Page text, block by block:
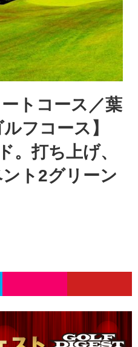
ートコース／葉
フコース】
。打ち上げ、
ト2グリーン